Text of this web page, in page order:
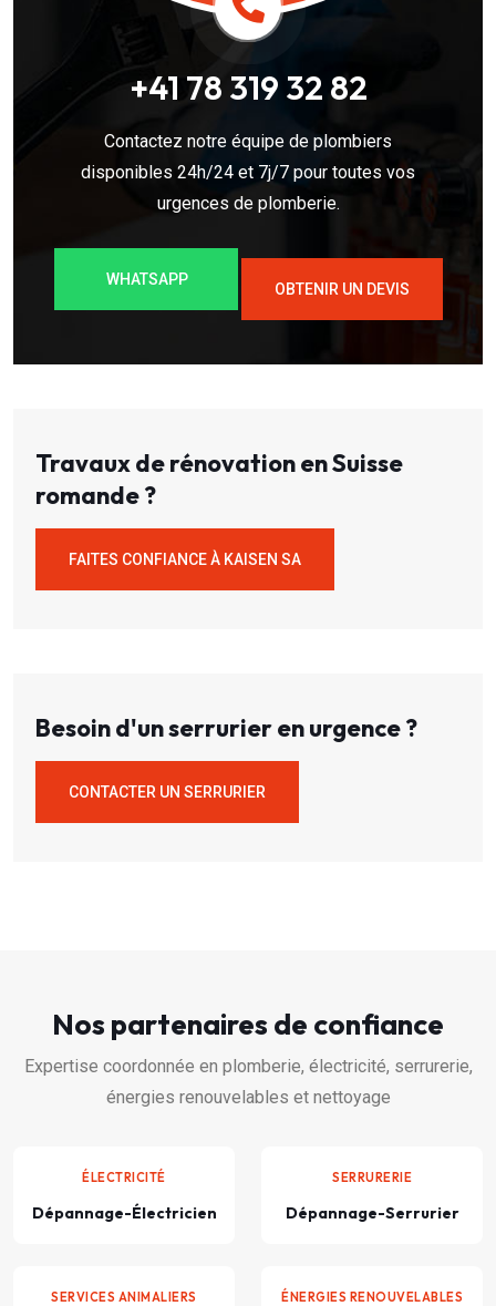
+41 78 319 32 82
Contactez notre équipe de plombiers
disponibles 24h/24 et 7j/7 pour toutes vos
urgences de plomberie.
WHATSAPP
OBTENIR UN DEVIS
Travaux de rénovation en Suisse
romande ?
FAITES CONFIANCE À KAISEN SA
Besoin d'un serrurier en urgence ?
CONTACTER UN SERRURIER
Nos partenaires de confiance
Expertise coordonnée en plomberie, électricité, serrurerie,
énergies renouvelables et nettoyage
ÉLECTRICITÉ
Dépannage-Électricien
SERRURERIE
Dépannage-Serrurier
SERVICES ANIMALIERS ÉNERGIES RENOUVELABLES